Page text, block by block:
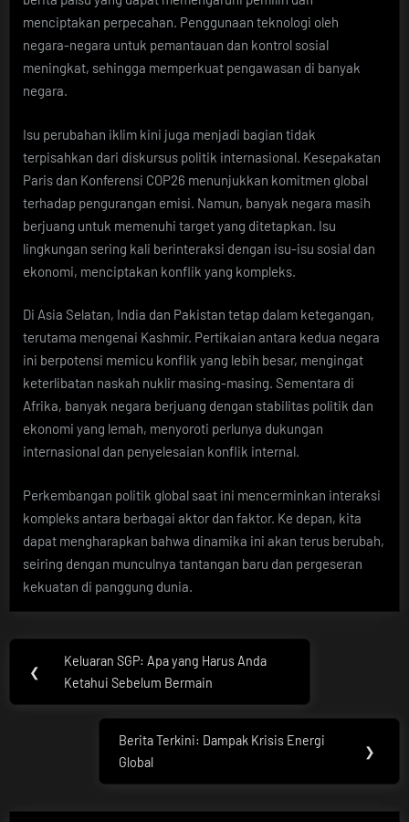
menciptakan perpecahan. Penggunaan teknologi oleh
negara-negara untuk pemantauan dan kontrol sosial
meningkat, sehingga memperkuat pengawasan di banyak
negara.
Isu perubahan iklim kini juga menjadi bagian tidak
terpisahkan dari diskursus politik internasional. Kesepakatan
Paris dan Konferensi COP26 menunjukkan komitmen global
terhadap pengurangan emisi. Namun, banyak negara masih
berjuang untuk memenuhi target yang ditetapkan. Isu
lingkungan sering kali berinteraksi dengan isu-isu sosial dan
ekonomi, menciptakan konflik yang kompleks.
Di Asia Selatan, India dan Pakistan tetap dalam ketegangan,
terutama mengenai Kashmir. Pertikaian antara kedua negara
ini berpotensi memicu konflik yang lebih besar, mengingat
keterlibatan naskah nuklir masing-masing. Sementara di
Afrika, banyak negara berjuang dengan stabilitas politik dan
ekonomi yang lemah, menyoroti perlunya dukungan
internasional dan penyelesaian konflik internal.
Perkembangan politik global saat ini mencerminkan interaksi
kompleks antara berbagai aktor dan faktor. Ke depan, kita
dapat mengharapkan bahwa dinamika ini akan terus berubah,
seiring dengan munculnya tantangan baru dan pergeseran
kekuatan di panggung dunia.
Post
navigation
❮
Previous
Post:
Keluaran SGP: Apa yang Harus Anda
Ketahui Sebelum Bermain
Next
Post:
Berita Terkini: Dampak Krisis Energi
Global
❯